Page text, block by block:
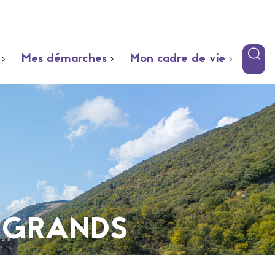
Mes démarches Mon cadre de vie